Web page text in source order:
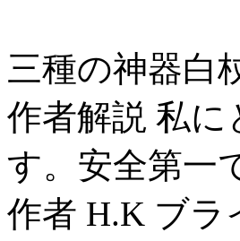
三種の神器白
作者解説 私
す。安全第一
作者 H.K ブラ